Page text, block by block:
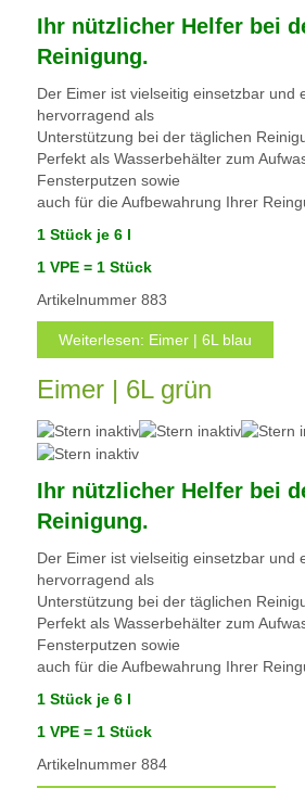
Ihr nützlicher Helfer bei
Reinigung.
Der Eimer ist vielseitig einsetzbar und
hervorragend als
Unterstützung bei der täglichen
Perfekt als Wasserbehälter zum
Fensterputzen sowie
auch für die Aufbewahrung Ihrer
1 Stück je 6 l
1 VPE = 1 Stück
Artikelnummer 883
Weiterlesen: Eimer | 6L blau
Eimer | 6L grün
Ihr nützlicher Helfer bei
Reinigung.
Der Eimer ist vielseitig einsetzbar und
hervorragend als
Unterstützung bei der täglichen
Perfekt als Wasserbehälter zum
Fensterputzen sowie
auch für die Aufbewahrung Ihrer
1 Stück je 6 l
1 VPE = 1 Stück
Artikelnummer 884